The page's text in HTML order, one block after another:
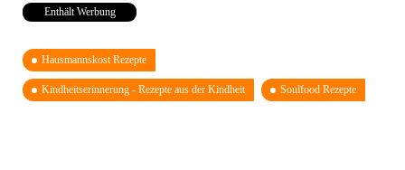
Enthält Werbung
Hausmannskost Rezepte
Kindheits­erinnerung - Rezepte aus der Kindheit Soulfood Rezepte